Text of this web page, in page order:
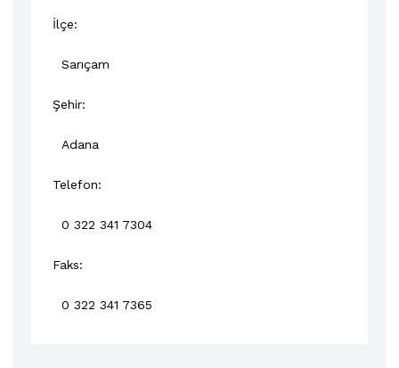
İlçe:
Sarıçam
Şehir:
Adana
Telefon:
0 322 341 7304
Faks:
0 322 341 7365